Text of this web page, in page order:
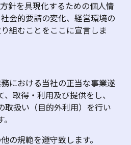
針を具現化するための個人情
会的要請の変化、経営環境の
組むことをここに宣言しま
における当社の正当な事業遂
取得・利用及び提供をし、
取扱い（目的外利用）を行い
の規範を遵守致します。